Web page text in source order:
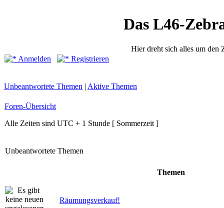
Das L46-
Hier dreht sich alles um den
Anmelden
Registrieren
Unbeantwortete Themen | Aktive Themen
Foren-Übersicht
Alle Zeiten sind UTC + 1 Stunde [ Sommerzeit ]
Unbeantwortete Themen
Themen
Räumungsverkauf!